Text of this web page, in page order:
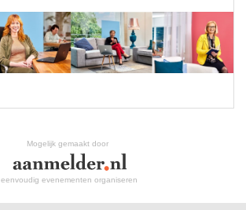
Mogelijk gemaakt door
eenvoudig evenementen organiseren